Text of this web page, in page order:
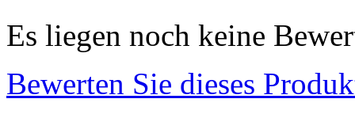
Es liegen noch keine
Bewerten Sie dieses